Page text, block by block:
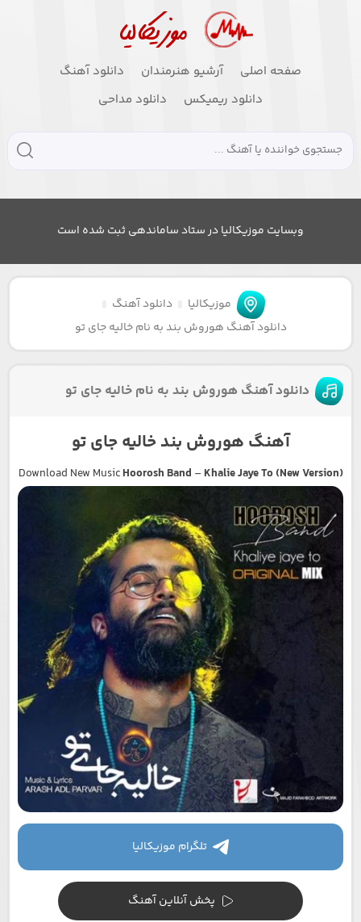
صفحه اصلی آرشیو هنرمندان
دانلود آهنگ
دانلود ریمیکس
دانلود مداحی
وبسایت موزیکالیا در ستاد ساماندهی ثبت شده است
موزیکالیا
دانلود آهنگ
دانلود آهنگ هوروش بند به نام خالیه جای تو
دانلود آهنگ هوروش بند به نام خالیه جای تو
آهنگ هوروش بند خالیه جای تو
Download New MusicHoorosh Band – Khalie Jaye To (New Version)
تلگرام موزیکالیا
پخش آنلاین آهنگ